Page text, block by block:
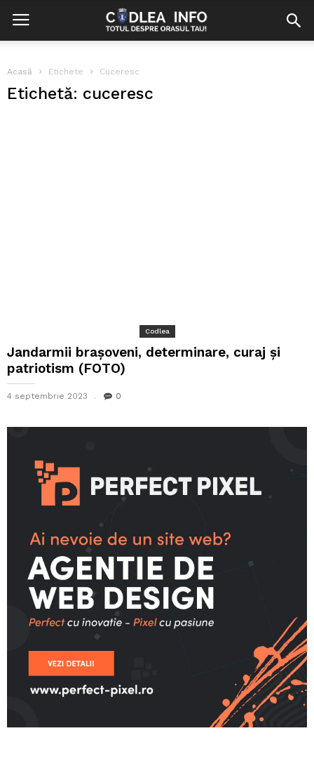
Acasă Etichete Cuceresc
Etichetă: cuceresc
Codlea
Jandarmii brașoveni, determinare, curaj și
patriotism (FOTO)
4 septembrie 2023 0